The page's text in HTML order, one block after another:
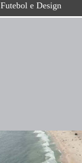
Futebol e Design